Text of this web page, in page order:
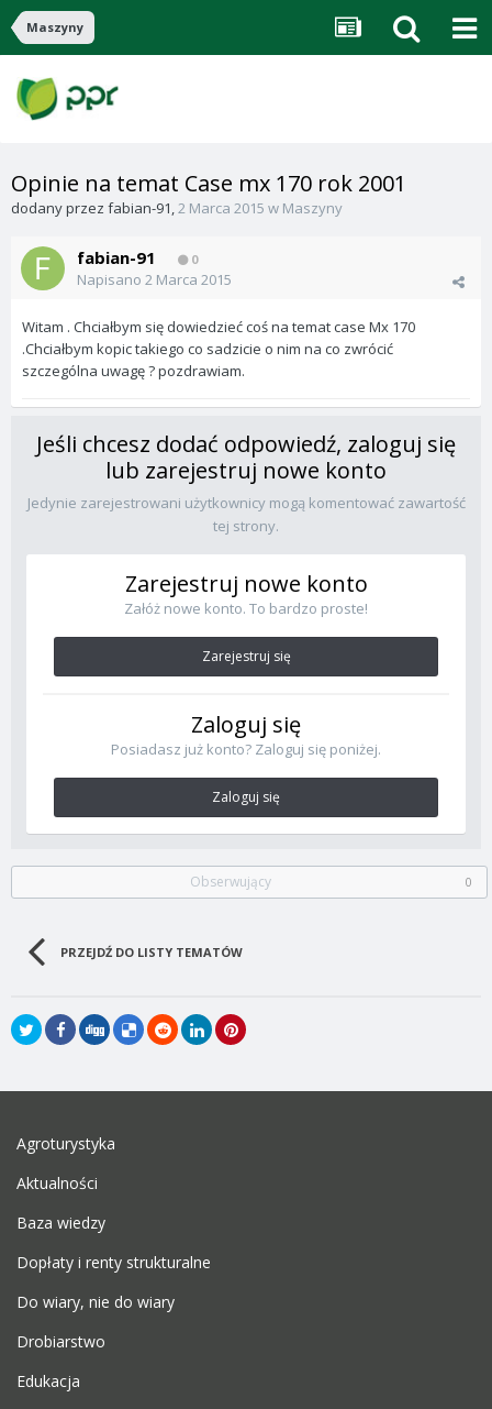
Maszyny
Opinie na temat Case mx 170 rok 2001
dodany przez fabian-91,2 Marca 2015 w Maszyny
fabian-91 0
Napisano 2 Marca 2015
Witam . Chciałbym się dowiedzieć coś na temat case Mx 170
.Chciałbym kopic takiego co sadzicie o nim na co zwrócić
szczególna uwagę ? pozdrawiam.
Jeśli chcesz dodać odpowiedź, zaloguj się
lub zarejestruj nowe konto
Jedynie zarejestrowani użytkownicy mogą komentować zawartość
tej strony.
Zarejestruj nowe konto
Załóż nowe konto. To bardzo proste!
Zarejestruj się
Zaloguj się
Posiadasz już konto? Zaloguj się poniżej.
Zaloguj się
Obserwujący 0
PRZEJDŹ DO LISTY TEMATÓW
Agroturystyka
Aktualności
Baza wiedzy
Dopłaty i renty strukturalne
Do wiary, nie do wiary
Drobiarstwo
Edukacja